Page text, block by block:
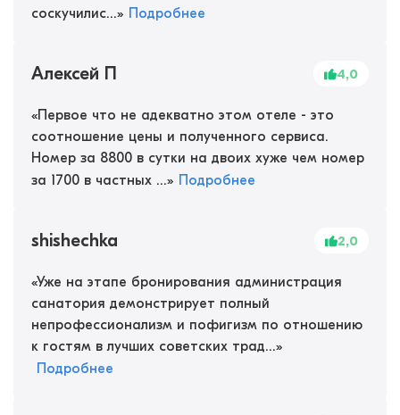
соскучилис...» Подробнее
Алексей П 4,0
«Первое что не адекватно этом отеле - это
соотношение цены и полученного сервиса.
Номер за 8800 в сутки на двоих хуже чем номер
за 1700 в частных ...» Подробнее
shishechka 2,0
«Уже на этапе бронирования администрация
санатория демонстрирует полный
непрофессионализм и пофигизм по отношению
к гостям в лучших советских трад...»
Подробнее